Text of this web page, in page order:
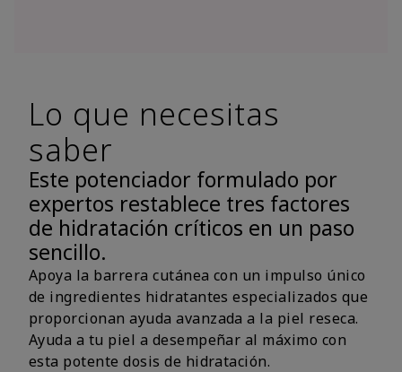
Lo que necesitas
saber
Este potenciador formulado por
expertos restablece tres factores
de hidratación críticos en un paso
sencillo.
Apoya la barrera cutánea con un impulso único
de ingredientes hidratantes especializados que
proporcionan ayuda avanzada a la piel reseca.
Ayuda a tu piel a desempeñar al máximo con
esta potente dosis de hidratación.